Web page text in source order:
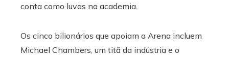
conta como luvas na academia.
Os cinco bilionários que apoiam a Arena incluem
Michael Chambers, um titã da indústria e o